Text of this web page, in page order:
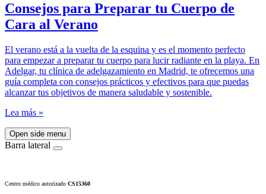
Consejos para Preparar tu Cuerpo de
Cara al Verano
El verano está a la vuelta de la esquina y es el momento perfecto
para empezar a preparar tu cuerpo para lucir radiante en la playa. En
Adelgar, tu clínica de adelgazamiento en Madrid, te ofrecemos una
guía completa con consejos prácticos y efectivos para que puedas
alcanzar tus objetivos de manera saludable y sostenible.
Lea más »
Open side menu
Barra lateral
Centro médico autorizado CS15360